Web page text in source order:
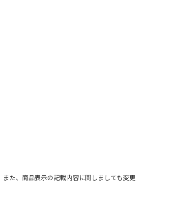
た、商品表示の記載内容に関しましても変更